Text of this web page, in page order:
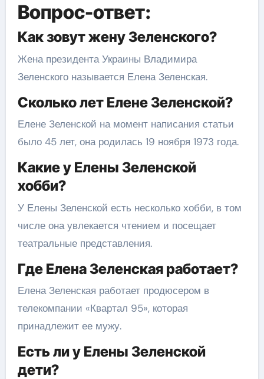
Вопрос-ответ:
Как зовут жену Зеленского?
Жена президента Украины Владимира
Зеленского называется Елена Зеленская.
Сколько лет Елене Зеленской?
Елене Зеленской на момент написания статьи
было 45 лет, она родилась 19 ноября 1973 года.
Какие у Елены Зеленской
хобби?
У Елены Зеленской есть несколько хобби, в том
числе она увлекается чтением и посещает
театральные представления.
Где Елена Зеленская работает?
Елена Зеленская работает продюсером в
телекомпании «Квартал 95», которая
принадлежит ее мужу.
Есть ли у Елены Зеленской
дети?